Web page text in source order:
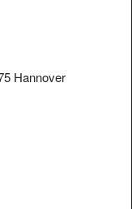
Hannover